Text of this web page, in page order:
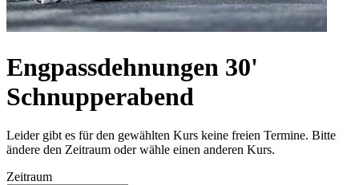
Engpassdehnungen 30'
Schnupperabend
Leider gibt es für den gewählten Kurs keine freien Termine. Bitte
ändere den Zeitraum oder wähle einen anderen Kurs.
Zeitraum